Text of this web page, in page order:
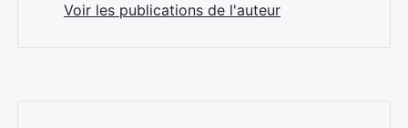
Voir les publications de l'auteur